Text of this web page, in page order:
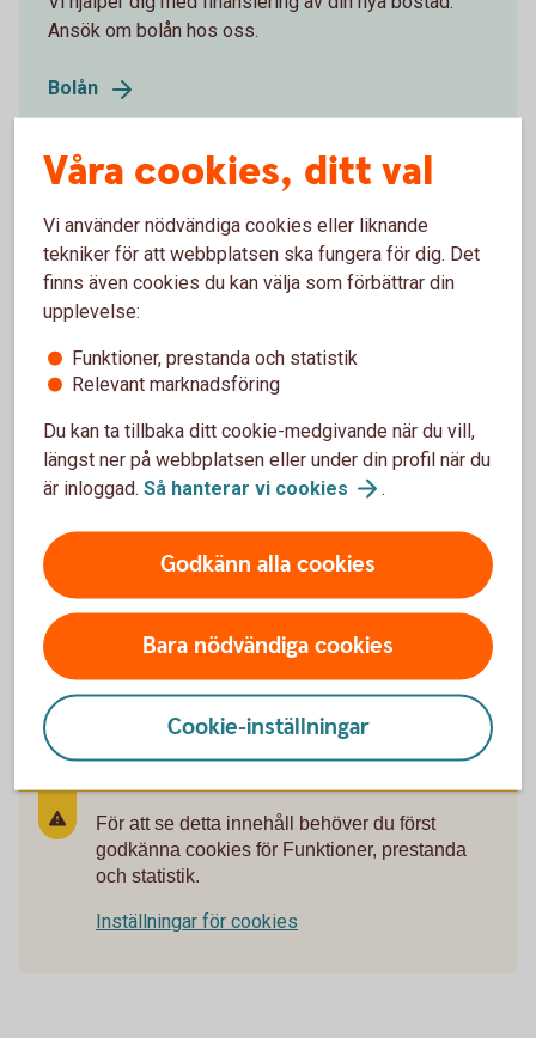
Ansök om bolån hos oss.
Bolån
Juridik
Gör en kostnadsfri behovsanalys och få svar på
frågan vad som händer om du skulle bli sambo,
separera eller avlida.
Gör enbehovsanalys
Eget företag
Är du på väg att pensionera dig och vill avveckla ditt
starta eget efter pensionen?
Tjänster förföretagare
För att se detta innehåll behöver du först
godkänna cookies för Funktioner, prestanda
och statistik.
Inställningar för cookies
Våra cookies, ditt val
Vi använder nödvändiga cookies eller liknande
tekniker för att webbplatsen ska fungera för dig. Det
finns även cookies du kan välja som förbättrar din
upplevelse:
Funktioner, prestanda och statistik
Relevant marknadsföring
Du kan ta tillbaka ditt cookie-medgivande när du vill,
längst ner på webbplatsen eller under din profil när du
är inloggad. Så hanterar vi cookies .
Godkänn alla cookies
Bara nödvändiga cookies
Cookie-inställningar